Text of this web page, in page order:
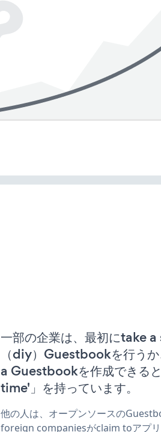
一部の企業は、最初にtake
（diy）Guestbookを行う
a Guestbookを作成できる
time'」を持っています。
他の人は、オープンソースの
foreign companiesがclaim toアプ